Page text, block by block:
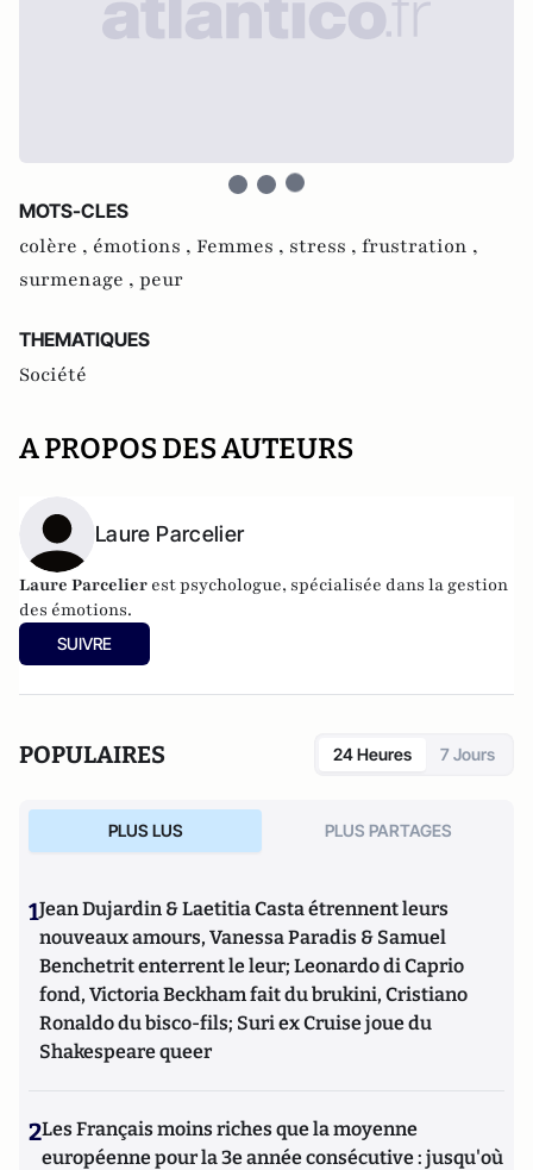
MOTS-CLES
colère , émotions , Femmes , stress , frustration ,
surmenage , peur
THEMATIQUES
Société
A PROPOS DES AUTEURS
Laure Parcelier
Laure Parcelier est psychologue, spécialisée dans la gestion
des émotions.
SUIVRE
POPULAIRES 24 Heures 7 Jours
PLUS LUS PLUS PARTAGES
1Jean Dujardin & Laetitia Casta étrennent leurs
nouveaux amours, Vanessa Paradis & Samuel
Benchetrit enterrent le leur; Leonardo di Caprio
fond, Victoria Beckham fait du brukini, Cristiano
Ronaldo du bisco-fils; Suri ex Cruise joue du
Shakespeare queer
2Les Français moins riches que la moyenne
européenne pour la 3e année consécutive : jusqu'où